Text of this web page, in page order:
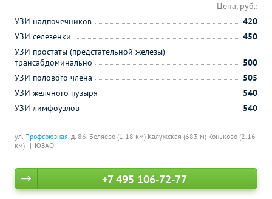
ул. Профсоюзная, д. 86, Беляево (1.18 км) Калужская (683 м) Коньково (2.16
км)
ЮЗАО
Цена, руб.:
УЗИ надпочечников
420
УЗИ селезенки
450
УЗИ простаты (предстательной железы)
трансабдоминально
500
УЗИ полового члена
505
УЗИ желчного пузыря
540
УЗИ лимфоузлов
540
+7 495 106-72-77